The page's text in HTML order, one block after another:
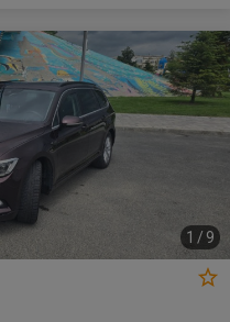
1 / 9